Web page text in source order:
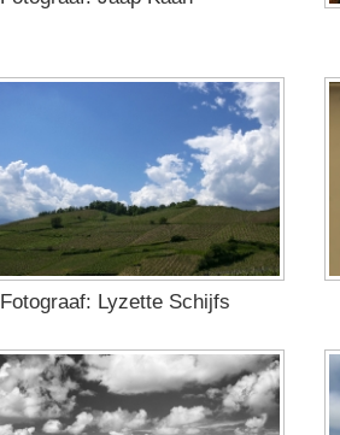
Fotograaf: Lyzette Schijfs